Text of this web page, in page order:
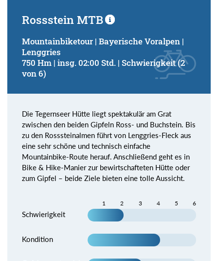
Rossstein MTB
Mountainbiketour | Bayerische Voralpen |
Lenggries
750 Hm | insg. 02:00 Std. | Schwierigkeit (2
von 6)
Die Tegernseer Hütte liegt spektakulär am Grat
zwischen den beiden Gipfeln Ross- und Buchstein. Bis
zu den Rosssteinalmen führt von Lenggries-Fleck aus
eine sehr schöne und technisch einfache
Mountainbike-Route herauf. Anschließend geht es in
Bike & Hike-Manier zur bewirtschafteten Hütte oder
zum Gipfel – beide Ziele bieten eine tolle Aussicht.
1 2 3 4 5 6
Schwierigkeit
Kondition